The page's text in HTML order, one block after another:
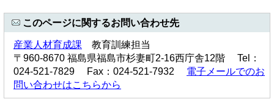
このページに関するお問い合わせ先
産業人材育成課 教育訓練担当
〒960-8670 福島県福島市杉妻町2-16西庁舎12階 Tel：
024-521-7829 Fax：024-521-7932 電子メールでのお
問い合わせはこちらから